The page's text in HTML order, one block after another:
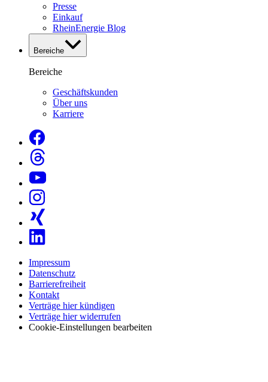
Presse
Einkauf
RheinEnergie Blog
Bereiche
Bereiche
Geschäftskunden
Über uns
Karriere
Impressum
Datenschutz
Barrierefreiheit
Kontakt
Verträge hier kündigen
Verträge hier widerrufen
Cookie-Einstellungen bearbeiten